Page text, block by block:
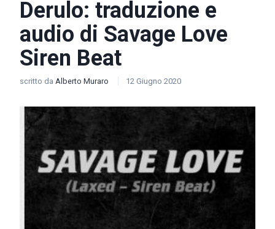
Derulo: traduzione e
audio di Savage Love
Siren Beat
scritto da Alberto Muraro 12 Giugno 2020